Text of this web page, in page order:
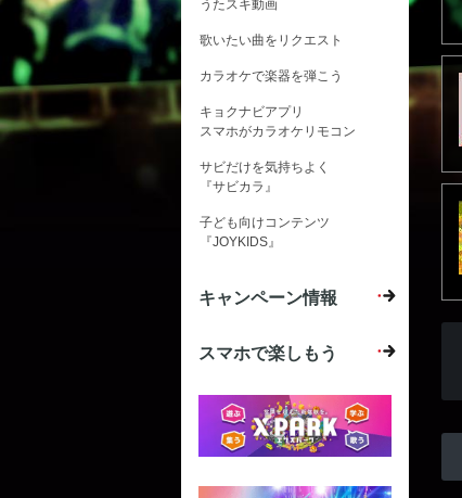
うたスキ動画
歌いたい曲をリクエスト
カラオケで楽器を弾こう
キョクナビアプリ
スマホがカラオケリモコン
サビだけを気持ちよく
『サビカラ』
子ども向けコンテンツ
『JOYKIDS』
キャンペーン情報
スマホで楽しもう